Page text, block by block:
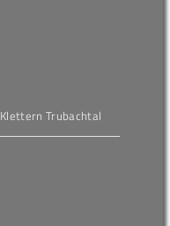
Klettern Trubachtal